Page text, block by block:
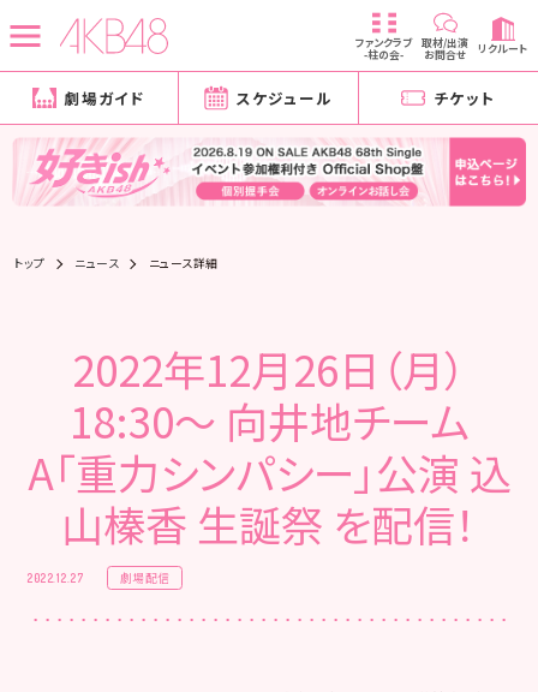
ファンクラブ
-柱の会-
取材/出演
お問合せ リクルート
劇場ガイド スケジュール チケット
トップ ニュース ニュース詳細
2022年12月26日（月）
18:30～ 向井地チーム
A「重力シンパシー」公演 込
山榛香 生誕祭 を配信！
2022.12.27 劇場配信